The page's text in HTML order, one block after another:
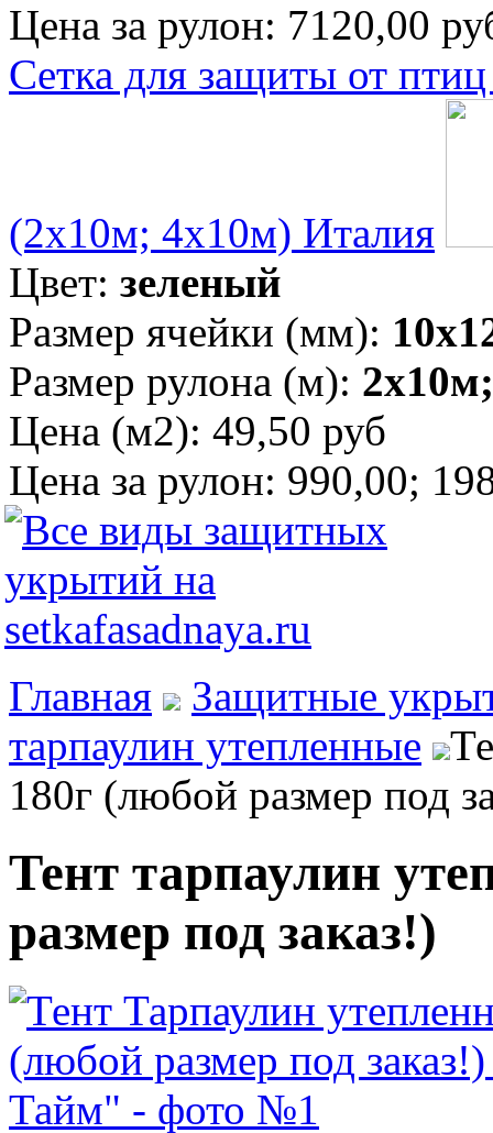
Цена за рулон: 7120,00
Сетка для защиты от
(2х10м; 4х10м) Италия
Цвет: зеленый
Размер ячейки (мм):
Размер рулона (м):
Цена (м2): 49,50 руб
Цена за рулон: 990,00;
Главная
Защитные
тарпаулин утепленные
180г (любой размер под
Тент тарпаулин
размер под заказ!)